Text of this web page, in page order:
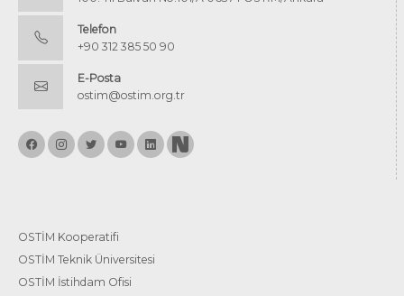
Telefon
+90 312 385 50 90
E-Posta
ostim@ostim.org.tr
OSTİM Kooperatifi
OSTİM Teknik Üniversitesi
OSTİM İstihdam Ofisi